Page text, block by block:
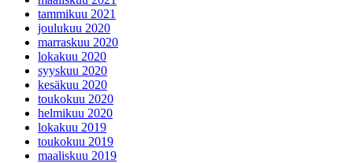
tammikuu 2021
joulukuu 2020
marraskuu 2020
lokakuu 2020
syyskuu 2020
kesäkuu 2020
toukokuu 2020
helmikuu 2020
lokakuu 2019
toukokuu 2019
maaliskuu 2019